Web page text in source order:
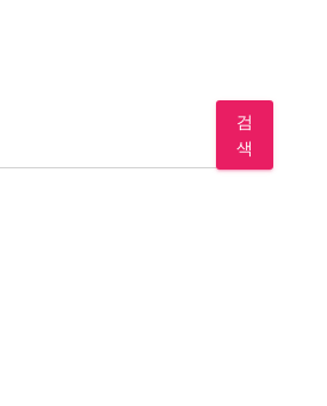
검
색